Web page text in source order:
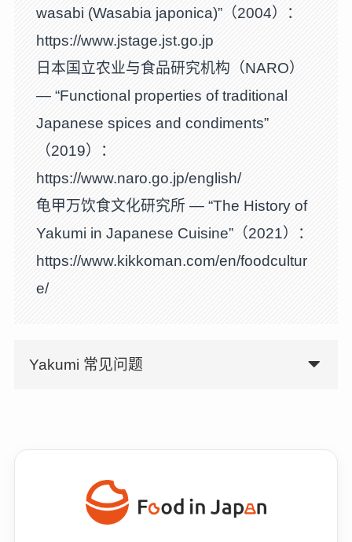
wasabi (Wasabia japonica)”（2004）：
https://www.jstage.jst.go.jp
日本国立农业与食品研究机构（NARO）
— “Functional properties of traditional
Japanese spices and condiments”
（2019）：
https://www.naro.go.jp/english/
龟甲万饮食文化研究所 — “The History of
Yakumi in Japanese Cuisine”（2021）：
https://www.kikkoman.com/en/foodcultur
e/
Yakumi 常见问题